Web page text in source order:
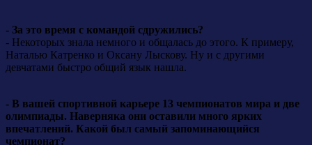
- За это время с командой сдружились?
- Некоторых знала немного и общалась до этого. К примеру,
Наталью Катренко и Оксану Лыскову. Ну и с другими
девчатами быстро общий язык нашла.
- В вашей спортивной карьере 13 чемпионатов мира и две
олимпиады. Наверняка они оставили много ярких
впечатлений. Какой был самый запоминающийся
чемпионат?